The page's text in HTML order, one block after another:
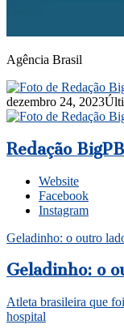
Agência Brasil
dezembro 24, 2023
Redação BigPB
Website
Facebook
Instagram
Geladinho: o outro
Geladinho: o
Atleta brasileira que
hospital